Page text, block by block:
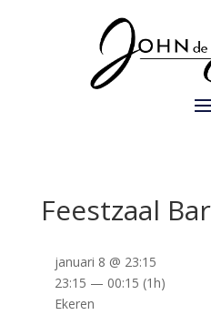
Feestzaal
januari 8 @ 23:15
23:15 — 00:15 (1h)
Ekeren